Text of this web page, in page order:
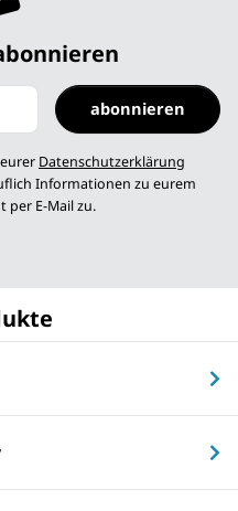
abonnieren
Datenschutzerklärung
Informationen zu eurem
E-Mail zu.